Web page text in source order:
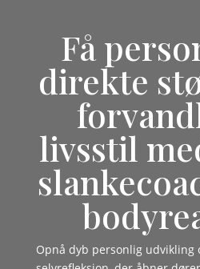
Få
direkte
livsstil
Opnå dyb personlig udvikling